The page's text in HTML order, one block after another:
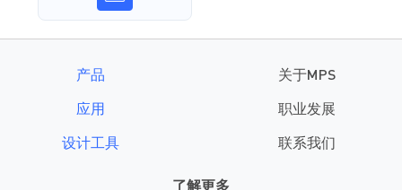
产品
应用
设计工具
关于MPS
职业发展
联系我们